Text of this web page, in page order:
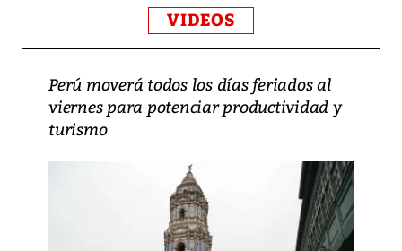
VIDEOS
Perú moverá todos los días feriados al
viernes para potenciar productividad y
turismo